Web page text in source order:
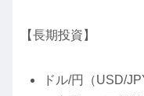
【長期投資】
ドル/円（USD/